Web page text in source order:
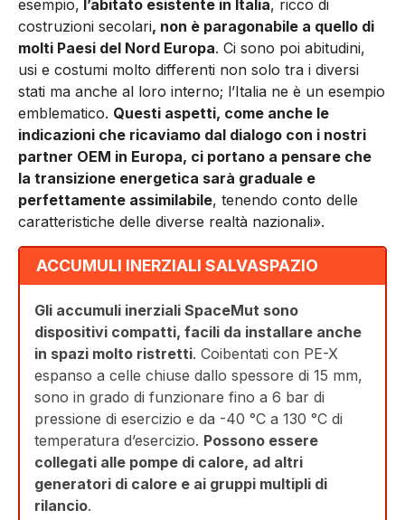
esempio, l’abitato esistente in Italia, ricco di
costruzioni secolari, non è paragonabile a quello di
molti Paesi del Nord Europa. Ci sono poi abitudini,
usi e costumi molto differenti non solo tra i diversi
stati ma anche al loro interno; l’Italia ne è un esempio
emblematico. Questi aspetti, come anche le
indicazioni che ricaviamo dal dialogo con i nostri
partner OEM in Europa, ci portano a pensare che
la transizione energetica sarà graduale e
perfettamente assimilabile, tenendo conto delle
caratteristiche delle diverse realtà nazionali».
ACCUMULI INERZIALI SALVASPAZIO
Gli accumuli inerziali SpaceMut sono
dispositivi compatti, facili da installare anche
in spazi molto ristretti. Coibentati con PE-X
espanso a celle chiuse dallo spessore di 15 mm,
sono in grado di funzionare fino a 6 bar di
pressione di esercizio e da -40 °C a 130 °C di
temperatura d’esercizio. Possono essere
collegati alle pompe di calore, ad altri
generatori di calore e ai gruppi multipli di
rilancio.